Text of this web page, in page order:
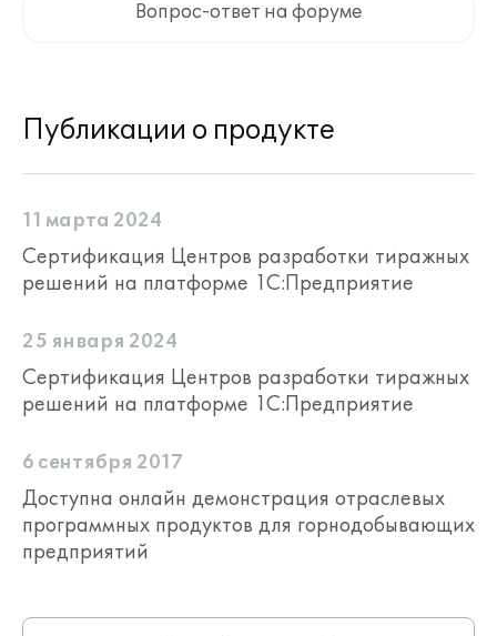
Вопрос-ответ на форуме
Публикации о продукте
11 марта 2024
Сертификация Центров разработки тиражных
решений на платформе 1С:Предприятие
25 января 2024
Сертификация Центров разработки тиражных
решений на платформе 1С:Предприятие
6 сентября 2017
Доступна онлайн демонстрация отраслевых
программных продуктов для горнодобывающих
предприятий